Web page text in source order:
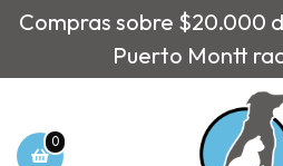
Compras sobre $20.000
Puerto Montt
0